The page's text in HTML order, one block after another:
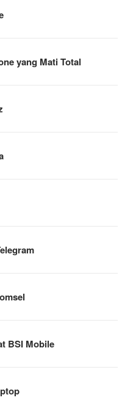
yang Mati Total
BSI Mobile